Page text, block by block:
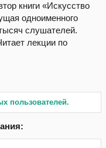
книги «Искусство
одноименного
слушателей.
лекции по
пользователей.